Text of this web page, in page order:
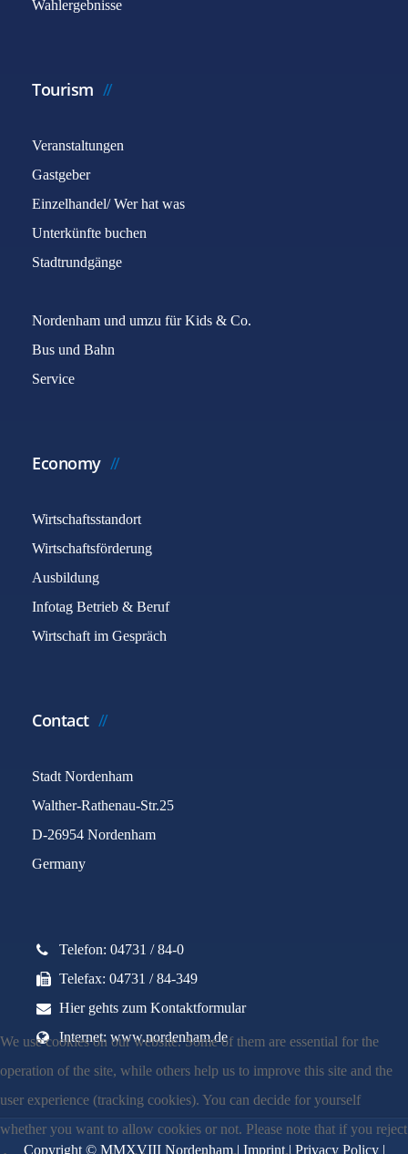
Wahlergebnisse
Tourism
Veranstaltungen
Gastgeber
Einzelhandel/ Wer hat was
Unterkünfte buchen
Stadtrundgänge
Nordenham und umzu für Kids & Co.
Bus und Bahn
Service
Economy
Wirtschaftsstandort
Wirtschaftsförderung
Ausbildung
Infotag Betrieb & Beruf
Wirtschaft im Gespräch
Contact
Stadt Nordenham
Walther-Rathenau-Str.25
D-26954 Nordenham
Germany
Telefon: 04731 / 84-0
Telefax: 04731 / 84-349
Hier gehts zum Kontaktformular
Internet: www.nordenham.de
Copyright © MMXVIII Nordenham | Imprint| Privacy Policy|
We use cookies on our website. Some of them are essential for the
operation of the site, while others help us to improve this site and the
user experience (tracking cookies). You can decide for yourself
whether you want to allow cookies or not. Please note that if you reject